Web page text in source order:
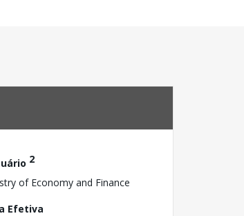
2
of Economy and Finance
Efetiva